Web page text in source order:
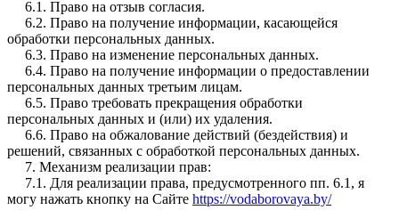
6.1. Право на отзыв согласия.
6.2. Право на получение информации, касающейся
обработки персональных данных.
6.3. Право на изменение персональных данных.
6.4. Право на получение информации о предоставлении
персональных данных третьим лицам.
6.5. Право требовать прекращения обработки
персональных данных и (или) их удаления.
6.6. Право на обжалование действий (бездействия) и
решений, связанных с обработкой персональных данных.
7. Механизм реализации прав:
7.1. Для реализации права, предусмотренного пп. 6.1, я
могу нажать кнопку на Сайте https://vodaborovaya.by/